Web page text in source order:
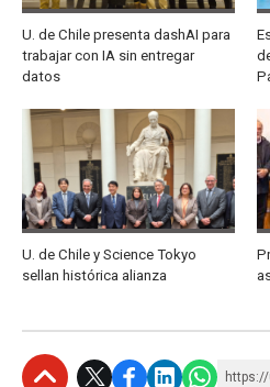
U. de Chile presenta dashAI para
trabajar con IA sin entregar
datos
U. de Chile y Science Tokyo
sellan histórica alianza